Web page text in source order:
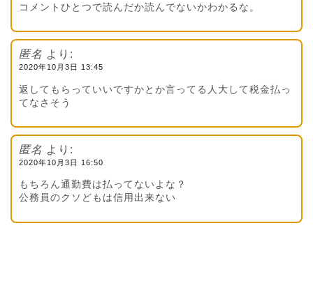
コメントひとつで読んだか読んでないかわかるな。
匿名 より:
2020年10月3日 13:45
返してもらっていいですかとか言ってる人大して税金払っ
てなさそう
匿名 より:
2020年10月3日 16:50
もちろん通勤費は払ってないよな？
公務員のクソどもは信用出来ない